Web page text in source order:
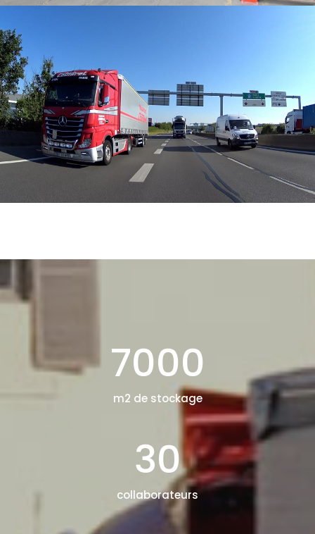
7000
m2 de stockage
30
collaborateurs